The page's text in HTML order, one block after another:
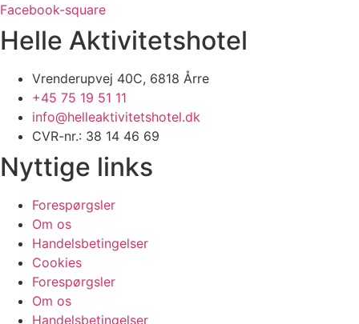
Facebook-square
Helle Aktivitetshotel
Vrenderupvej 40C, 6818 Årre
+45 75 19 51 11
info@helleaktivitetshotel.dk
CVR-nr.: 38 14 46 69
Nyttige links
Forespørgsler
Om os
Handelsbetingelser
Cookies
Forespørgsler
Om os
Handelsbetingelser